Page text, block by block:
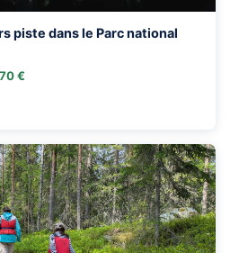
piste dans le Parc national
€